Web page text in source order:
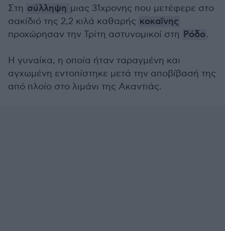
Στη σύλληψη μιας 31χρονης που μετέφερε στο
σακίδιό της 2,2 κιλά καθαρής κοκαΐνης
προχώρησαν την Τρίτη αστυνομικοί στη Ρόδο.
Η γυναίκα, η οποία ήταν ταραγμένη και
αγχωμένη εντοπίστηκε μετά την αποβίβασή της
από πλοίο στο λιμάνι της Ακαντιάς.